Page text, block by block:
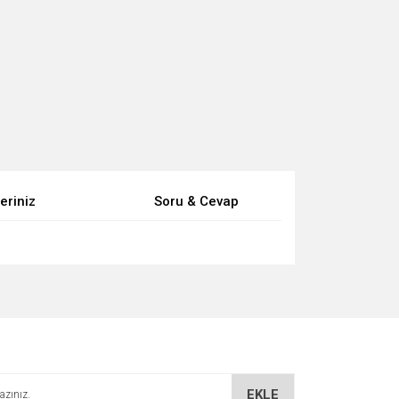
Soru & Cevap
EKLE